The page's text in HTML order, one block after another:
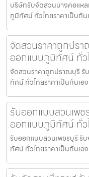
บริษัทรับจัดสวนบางคอแห
ภูมิทัศน์ ทั่วไทยราคาเป็นกั
จัดสวนราคาถูกปร
ออกแบบภูมิทัศน์ ทั่ว
จัดสวนราคาถูกปราณบุรี
ทัศน์ ทั่วไทยราคาเป็นกันเ
รับออกแบบสวนเพ
ออกแบบภูมิทัศน์ ทั่ว
รับออกแบบสวนเพชรบุรี
ทัศน์ ทั่วไทยราคาเป็นกันเ